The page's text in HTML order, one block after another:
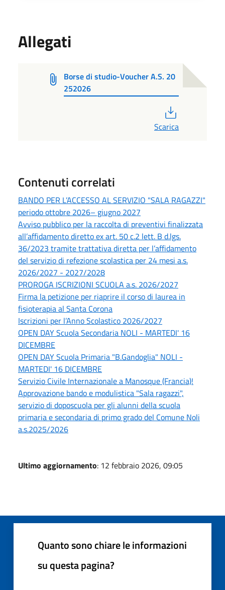
Allegati
Borse di studio-Voucher A.S. 20
252026
Scarica
Contenuti correlati
BANDO PER L’ACCESSO AL SERVIZIO "SALA RAGAZZI"
periodo ottobre 2026– giugno 2027
Avviso pubblico per la raccolta di preventivi finalizzata
all’affidamento diretto ex art. 50 c.2 lett. B d.lgs.
36/2023 tramite trattativa diretta per l’affidamento
del servizio di refezione scolastica per 24 mesi a.s.
2026/2027 - 2027/2028
PROROGA ISCRIZIONI SCUOLA a.s. 2026/2027
Firma la petizione per riaprire il corso di laurea in
fisioterapia al Santa Corona
Iscrizioni per l’Anno Scolastico 2026/2027
OPEN DAY Scuola Secondaria NOLI - MARTEDI' 16
DICEMBRE
OPEN DAY Scuola Primaria "B.Gandoglia" NOLI -
MARTEDI' 16 DICEMBRE
Servizio Civile Internazionale a Manosque (Francia)!
Approvazione bando e modulistica "Sala ragazzi",
servizio di doposcuola per gli alunni della scuola
primaria e secondaria di primo grado del Comune Noli
a.s.2025/2026
Ultimo aggiornamento: 12 febbraio 2026, 09:05
Quanto sono chiare le informazioni
su questa pagina?